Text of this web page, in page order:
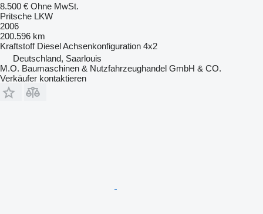
8.500 € Ohne MwSt.
Pritsche LKW
2006
200.596 km
Kraftstoff DieselAchsenkonfiguration 4x2
Deutschland, Saarlouis
M.O. Baumaschinen & Nutzfahrzeughandel GmbH & CO.
Verkäufer kontaktieren